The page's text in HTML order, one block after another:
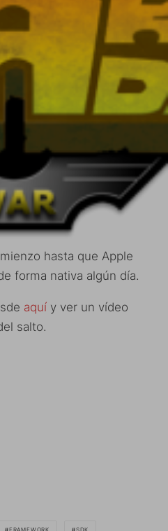
hasta que Apple
forma nativa algún día.
aquí y ver un vídeo
salto.
FRAMEWORK SDK